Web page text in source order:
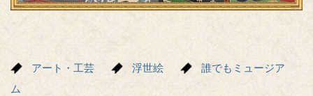
アート・工芸 浮世絵
誰でもミュージア
ム